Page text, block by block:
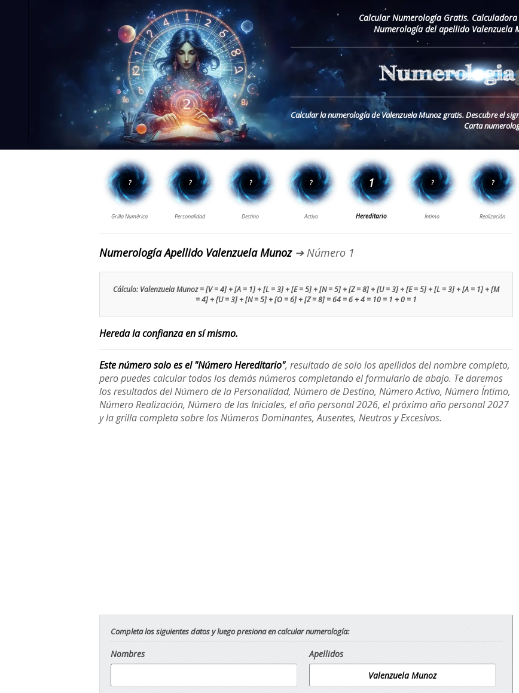
Calcular Numerología Gratis.
Numerología del apellido Valenzuela
Calcular la numerología de Valenzuela Munoz gratis. Descubre el
Carta
Numerología Apellido Valenzuela Munoz➔ Número 1
Cálculo: Valenzuela Munoz = [V = 4] + [A = 1] + [L = 3] + [E = 5] + [N = 5] + [Z = 8] + [U = 3] + [E = 5] + [L = 3] + [A = 1] + [M
= 4] + [U = 3] + [N = 5] + [O = 6] + [Z = 8] = 64 = 6 + 4 = 10 = 1 + 0 = 1
Hereda la confianza en sí mismo.
Este número solo es el "Número Hereditario", resultado de solo los apellidos del nombre completo,
pero puedes calcular todos los demás números completando el formulario de abajo. Te daremos
los resultados del Número de la Personalidad, Número de Destino, Número Activo, Número Íntimo,
Número Realización, Número de las Iniciales, el año personal 2026, el próximo año personal 2027
y la grilla completa sobre los Números Dominantes, Ausentes, Neutros y Excesivos.
Completa los siguientes datos y luego presiona en calcular numerología:
Nombres Apellidos